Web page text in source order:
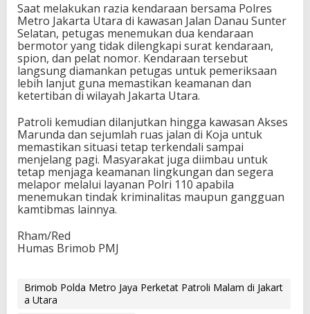
Saat melakukan razia kendaraan bersama Polres
Metro Jakarta Utara di kawasan Jalan Danau Sunter
Selatan, petugas menemukan dua kendaraan
bermotor yang tidak dilengkapi surat kendaraan,
spion, dan pelat nomor. Kendaraan tersebut
langsung diamankan petugas untuk pemeriksaan
lebih lanjut guna memastikan keamanan dan
ketertiban di wilayah Jakarta Utara.
Patroli kemudian dilanjutkan hingga kawasan Akses
Marunda dan sejumlah ruas jalan di Koja untuk
memastikan situasi tetap terkendali sampai
menjelang pagi. Masyarakat juga diimbau untuk
tetap menjaga keamanan lingkungan dan segera
melapor melalui layanan Polri 110 apabila
menemukan tindak kriminalitas maupun gangguan
kamtibmas lainnya.
Rham/Red
Humas Brimob PMJ
Brimob Polda Metro Jaya Perketat Patroli Malam di Jakart
a Utara